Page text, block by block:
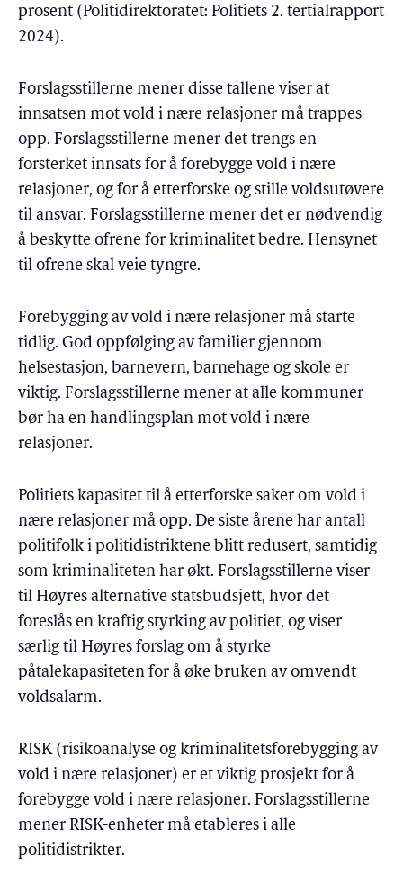
prosent (Politidirektoratet: Politiets 2. tertialrapport
2024).
Forslagsstillerne mener disse tallene viser at
innsatsen mot vold i nære relasjoner må trappes
opp. Forslagsstillerne mener det trengs en
forsterket innsats for å forebygge vold i nære
relasjoner, og for å etterforske og stille voldsutøvere
til ansvar. Forslagsstillerne mener det er nødvendig
å beskytte ofrene for kriminalitet bedre. Hensynet
til ofrene skal veie tyngre.
Forebygging av vold i nære relasjoner må starte
tidlig. God oppfølging av familier gjennom
helsestasjon, barnevern, barnehage og skole er
viktig. Forslagsstillerne mener at alle kommuner
bør ha en handlingsplan mot vold i nære
relasjoner.
Politiets kapasitet til å etterforske saker om vold i
nære relasjoner må opp. De siste årene har antall
politifolk i politidistriktene blitt redusert, samtidig
som kriminaliteten har økt. Forslagsstillerne viser
til Høyres alternative statsbudsjett, hvor det
foreslås en kraftig styrking av politiet, og viser
særlig til Høyres forslag om å styrke
påtalekapasiteten for å øke bruken av omvendt
voldsalarm.
RISK (risikoanalyse og kriminalitetsforebygging av
vold i nære relasjoner) er et viktig prosjekt for å
forebygge vold i nære relasjoner. Forslagsstillerne
mener RISK-enheter må etableres i alle
politidistrikter.